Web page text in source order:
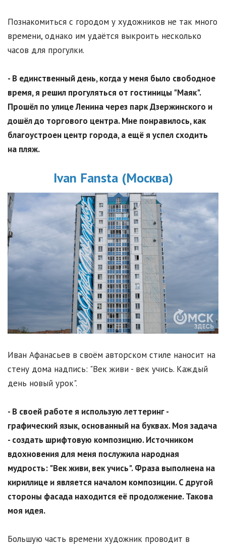
Познакомиться с городом у художников не так много
времени, однако им удаётся выкроить несколько
часов для прогулки.
- В единственный день, когда у меня было свободное
время, я решил прогуляться от гостиницы "Маяк".
Прошёл по улице Ленина через парк Дзержинского и
дошёл до торгового центра. Мне понравилось, как
благоустроен центр города, а ещё я успел сходить
на пляж.
Ivan Fansta (Москва)
Иван Афанасьев в своём авторском стиле наносит на
стену дома надпись: "Век живи - век учись. Каждый
день новый урок".
- В своей работе я использую леттеринг -
графический язык, основанный на буквах. Моя задача
- создать шрифтовую композицию. Источником
вдохновения для меня послужила народная
мудрость: "Век живи, век учись". Фраза выполнена на
кириллице и является началом композиции. С другой
стороны фасада находится её продолжение. Такова
моя идея.
Большую часть времени художник проводит в